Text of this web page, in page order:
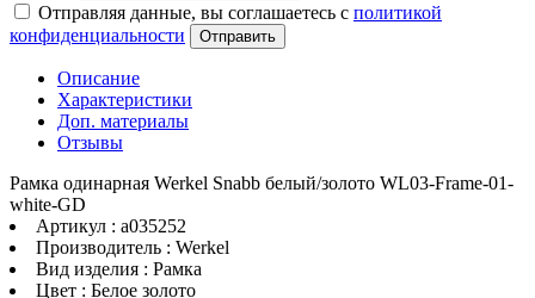
Отправляя данные, вы соглашаетесь с политикой
конфиденциальности
Отправить
Описание
Характеристики
Доп. материалы
Отзывы
Рамка одинарная Werkel Snabb белый/золото WL03-Frame-01-
white-GD
Артикул : a035252
Производитель : Werkel
Вид изделия : Рамка
Цвет : Белое золото